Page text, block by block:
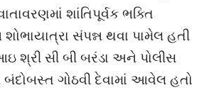
શાંતિપૂર્વક ભક્તિ
શોભાયાત્રા સંપન્ન થવા પામેલ હતી
શ્રી સી બી બરંડા અને પોલીસ
બંદોબસ્ત ગોઠવી દેવામાં આવેલ હતો